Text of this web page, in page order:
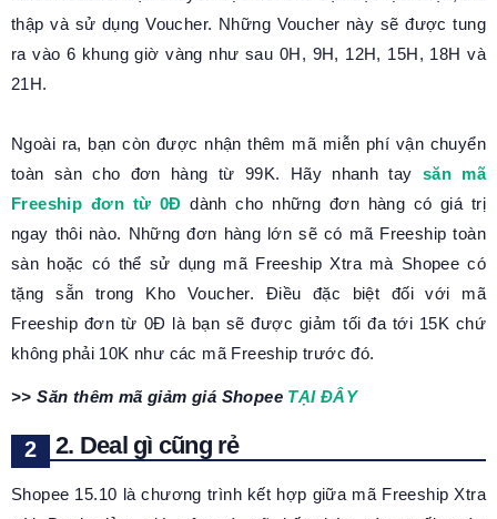
thập và sử dụng Voucher. Những Voucher này sẽ được tung
ra vào 6 khung giờ vàng như sau 0H, 9H, 12H, 15H, 18H và
21H.
Ngoài ra, bạn còn được nhận thêm mã miễn phí vận chuyển
toàn sàn cho đơn hàng từ 99K. Hãy nhanh tay săn mã
Freeship đơn từ 0Đ dành cho những đơn hàng có giá trị
ngay thôi nào. Những đơn hàng lớn sẽ có mã Freeship toàn
sàn hoặc có thể sử dụng mã Freeship Xtra mà Shopee có
tặng sẵn trong Kho Voucher. Điều đặc biệt đối với mã
Freeship đơn từ 0Đ là bạn sẽ được giảm tối đa tới 15K chứ
không phải 10K như các mã Freeship trước đó.
>> Săn thêm mã giảm giá Shopee TẠI ĐÂY
2. Deal gì cũng rẻ
Shopee 15.10 là chương trình kết hợp giữa mã Freeship Xtra